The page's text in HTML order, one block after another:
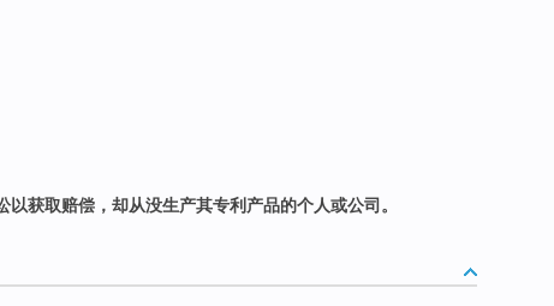
获取赔偿，却从没生产其专利产品的个人或公司。